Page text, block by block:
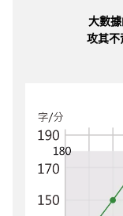
大數
攻其不